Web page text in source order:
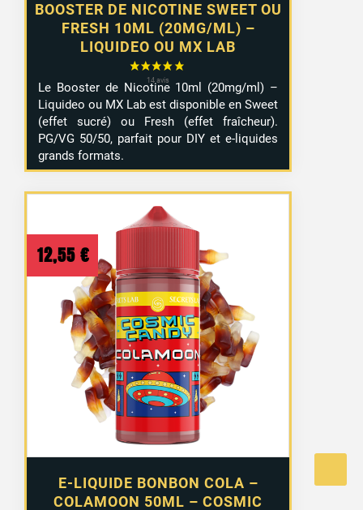
BOOSTER DE NICOTINE SWEET OU
FRESH 10ML (20MG/ML) –
LIQUIDEO OU MX LAB
Le Booster de Nicotine 10ml (20mg/ml) –
Liquideo ou MX Lab est disponible en Sweet
(effet sucré) ou Fresh (effet fraîcheur).
PG/VG 50/50, parfait pour DIY et e-liquides
grands formats.
E-LIQUIDE BONBON COLA –
COLAMOON 50ML – COSMIC
12,55 €